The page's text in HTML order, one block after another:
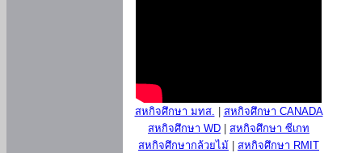
สหกิจศึกษา มทส.
สหกิจศึกษา CANADA
สหกิจศึกษา WD
สหกิจศึกษา ซีเกท
สหกิจศึกษากล้วยไม้
สหกิจศึกษา RMIT